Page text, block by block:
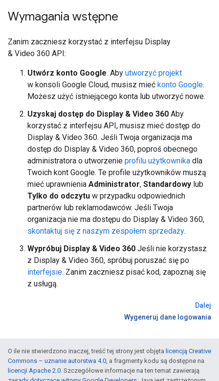
Wymagania wstępne
Zanim zaczniesz korzystać z interfejsu Display
& Video 360 API:
Utwórz konto Google. Aby utworzyć projekt
w konsoli Google Cloud, musisz mieć konto Google.
Możesz użyć istniejącego konta lub utworzyć nowe.
Uzyskaj dostęp do Display & Video 360 Aby
korzystać z interfejsu API, musisz mieć dostęp do
Display & Video 360. Jeśli Twoja organizacja ma
dostęp do Display & Video 360, poproś obecnego
administratora o utworzenie profilu użytkownika dla
Twoich kont Google. Te profile użytkowników muszą
mieć uprawnienia Administrator, Standardowy lub
Tylko do odczytu w przypadku odpowiednich
partnerów lub reklamodawców. Jeśli Twoja
organizacja nie ma dostępu do Display & Video 360,
skontaktuj się z naszym zespołem sprzedaży.
Wypróbuj Display & Video 360 Jeśli nie korzystasz
z Display & Video 360, spróbuj poruszać się po
interfejsie. Zanim zaczniesz pisać kod, zapoznaj się
z usługą.
Dalej
Wygeneruj dane logowania
O ile nie stwierdzono inaczej, treść tej strony jest objęta licencją Creative
Commons – uznanie autorstwa 4.0, a fragmenty kodu są dostępne na
licencji Apache 2.0. Szczegółowe informacje na ten temat zawierają